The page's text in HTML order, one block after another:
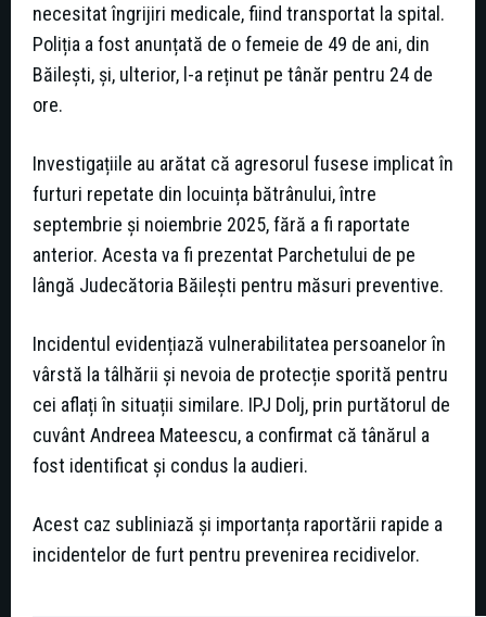
necesitat îngrijiri medicale, fiind transportat la spital.
Poliția a fost anunțată de o femeie de 49 de ani, din
Băilești, și, ulterior, l-a reținut pe tânăr pentru 24 de
ore.
Investigațiile au arătat că agresorul fusese implicat în
furturi repetate din locuința bătrânului, între
septembrie și noiembrie 2025, fără a fi raportate
anterior. Acesta va fi prezentat Parchetului de pe
lângă Judecătoria Băilești pentru măsuri preventive.
Incidentul evidențiază vulnerabilitatea persoanelor în
vârstă la tâlhării și nevoia de protecție sporită pentru
cei aflați în situații similare. IPJ Dolj, prin purtătorul de
cuvânt Andreea Mateescu, a confirmat că tânărul a
fost identificat și condus la audieri.
Acest caz subliniază și importanța raportării rapide a
incidentelor de furt pentru prevenirea recidivelor.